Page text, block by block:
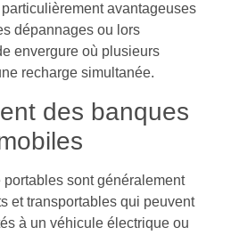
avantageuses
dépannages ou lors
envergure où plusieurs
recharge simultanée.
des banques
sont généralement
et transportables qui peuvent
à un véhicule électrique ou